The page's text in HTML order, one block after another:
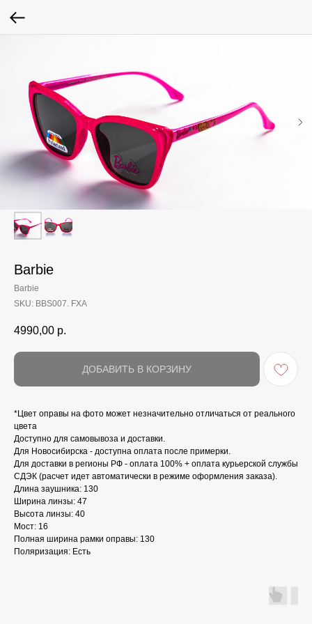
Barbie
Barbie
SKU: BBS007. FXA
4990,00 р.
ДОБАВИТЬ В КОРЗИНУ
*Цвет оправы на фото может незначительно отличаться от реального
цвета
Доступно для самовывоза и доставки.
Для Новосибирска - доступна оплата после примерки.
Для доставки в регионы РФ - оплата 100% + оплата курьерской службы
СДЭК (расчет идет автоматически в режиме оформления заказа).
Длина заушника: 130
Ширина линзы: 47
Высота линзы: 40
Мост: 16
Полная ширина рамки оправы: 130
Поляризация: Есть